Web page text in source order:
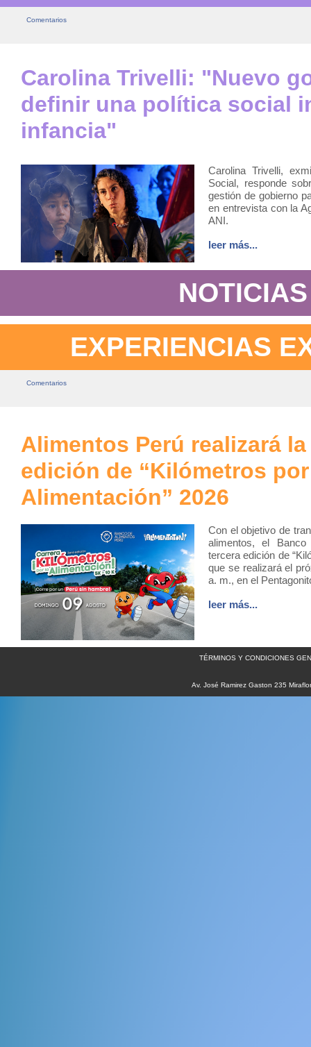
Comentarios
Carolina Trivelli: "Nuevo
definir una política social
infancia"
Carolina Trivelli,
Social, responde
gestión de gobierno
en entrevista con la
ANI.
leer más...
NOTICIAS
EXPERIENCIAS
Comentarios
Alimentos Perú realizará
edición de “Kilómetros
Alimentación” 2026
Con el objetivo de
alimentos, el
tercera edición de
que se realizará el
a. m., en el
leer más...
TÉRMINOS Y CONDICIONES
Av. José Ramirez Gaston 235